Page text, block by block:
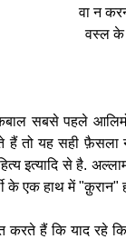
वा न
वस्ल के
सबसे पहले
हैं तो यह सही फ़ैसला
इत्यादि से है.
के एक हाथ में "क़ुरान"
करते हैं कि याद रहे